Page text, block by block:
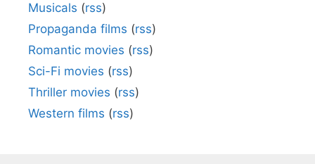
Musicals (rss)
Propaganda films (rss)
Romantic movies (rss)
Sci-Fi movies (rss)
Thriller movies (rss)
Western films (rss)